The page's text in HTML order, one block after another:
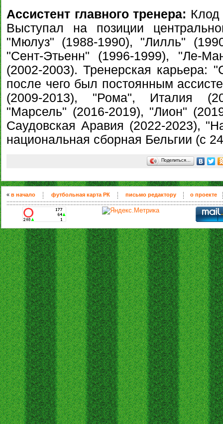
Ассистент главного тренера:
Выступал на позиции
"Мюлуз" (1988-1990), "Лилль"
"Сент-Этьенн" (1996-1999), "Ле-
(2002-2003). Тренерская карьера:
после чего был постоянным
(2009-2013), "Рома", Италия
"Марсель" (2016-2019), "Лион"
Саудовская Аравия (2022-2023),
национальная сборная Бельгии (с
Поделиться…
« в начало футбольная карта РК письмо редактору о проекте